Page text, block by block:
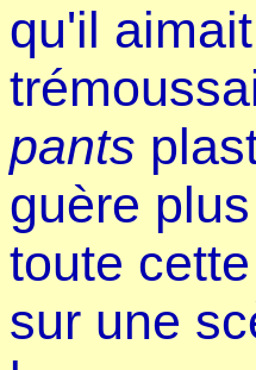
qu'il
pants
guère
toute
sur une